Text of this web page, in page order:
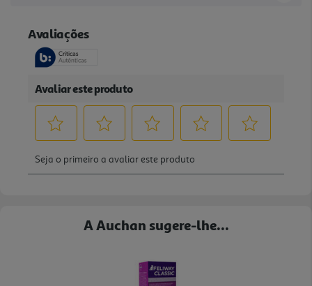
A Auchan sugere-lhe...